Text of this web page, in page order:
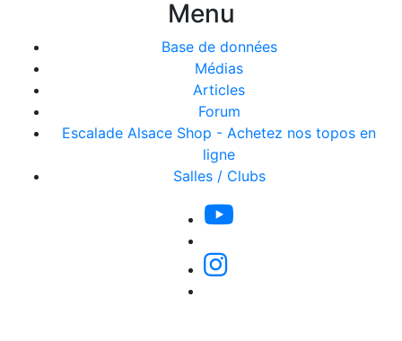
Menu
Base de données
Médias
Articles
Forum
Escalade Alsace Shop - Achetez nos topos en
ligne
Salles / Clubs